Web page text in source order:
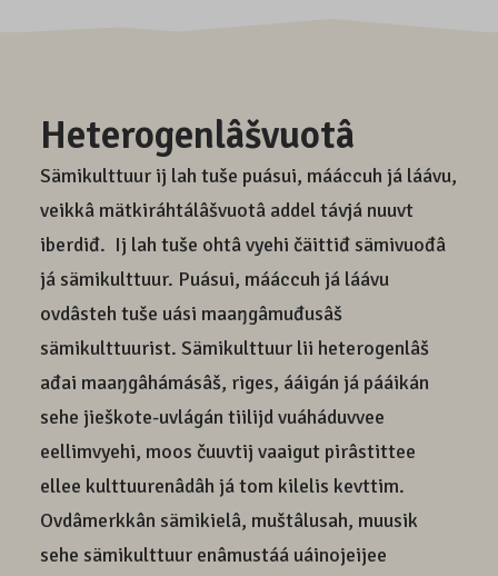
Heterogenlâšvuotâ
Sämikulttuur ij lah tuše puásui, mááccuh já láávu,
veikkâ mätkiráhtálâšvuotâ addel távjá nuuvt
iberdiđ. Ij lah tuše ohtâ vyehi čäittiđ sämivuođâ
já sämikulttuur. Puásui, mááccuh já láávu
ovdâsteh tuše uási maaŋgâmuđusâš
sämikulttuurist. Sämikulttuur lii heterogenlâš
ađai maaŋgâhámásâš, riges, ááigán já pááikán
sehe jieškote-uvlágán tiilijd vuáháduvvee
eellimvyehi, moos čuuvtij vaaigut pirâstittee
ellee kulttuurenâdâh já tom kilelis kevttim.
Ovdâmerkkân sämikielâ, muštâlusah, muusik
sehe sämikulttuur enâmustáá uáinojeijee